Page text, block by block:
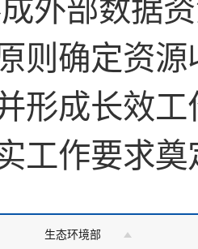
外部数据
则确定资
形成长效
工作要求
生态环境部